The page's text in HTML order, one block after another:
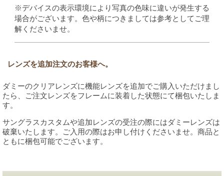
※デバイスの表示環境により写真の色味に違いが発生する
場合がございます。色や柄につきましては参考としてご理
解くださいませ。
レンズを追加注文のお客様へ。
ダミーのクリアレンズに機能レンズを追加でご購入いただけまし
たら、ご注文レンズをフレームに装着した状態にて梱包いたしま
す。
サングラスカスタムや追加レンズの受注の際にはダミーレンズは
破棄いたします。ご入用の際はお申し付けくださいませ。商品と
ともに梱包可能でございます。